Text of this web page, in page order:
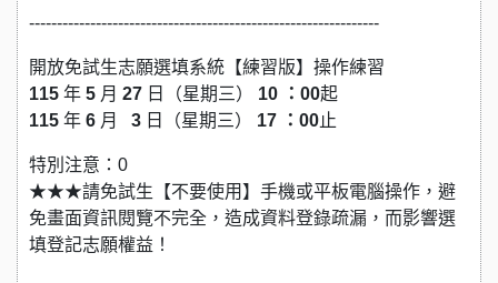
---------------------------------------------------------------
開放免試生志願選填系統【練習版】操作練習
115 年 5 月 27 日（星期三） 10 ：00起
115 年 6 月 3 日（星期三） 17 ：00止
特別注意：0
★★★請免試生【不要使用】手機或平板電腦操作，避
免畫面資訊閱覽不完全，造成資料登錄疏漏，而影響選
填登記志願權益！